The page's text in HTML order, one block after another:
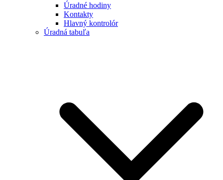
Úradné hodiny
Kontakty
Hlavný kontrolór
Úradná tabuľa